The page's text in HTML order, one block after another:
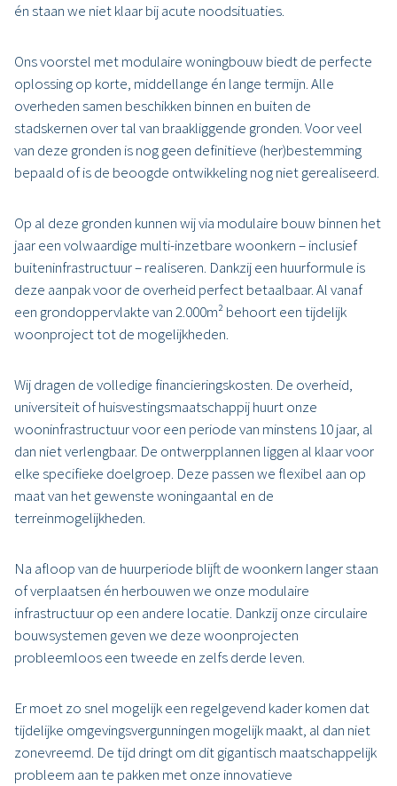
én staan we niet klaar bij acute noodsituaties.
Ons voorstel met modulaire woningbouw biedt de perfecte
oplossing op korte, middellange én lange termijn. Alle
overheden samen beschikken binnen en buiten de
stadskernen over tal van braakliggende gronden. Voor veel
van deze gronden is nog geen definitieve (her)bestemming
bepaald of is de beoogde ontwikkeling nog niet gerealiseerd.
Op al deze gronden kunnen wij via modulaire bouw binnen het
jaar een volwaardige multi-inzetbare woonkern – inclusief
buiteninfrastructuur – realiseren. Dankzij een huurformule is
deze aanpak voor de overheid perfect betaalbaar. Al vanaf
een grondoppervlakte van 2.000m² behoort een tijdelijk
woonproject tot de mogelijkheden.
Wij dragen de volledige financieringskosten. De overheid,
universiteit of huisvestingsmaatschappij huurt onze
wooninfrastructuur voor een periode van minstens 10 jaar, al
dan niet verlengbaar. De ontwerpplannen liggen al klaar voor
elke specifieke doelgroep. Deze passen we flexibel aan op
maat van het gewenste woningaantal en de
terreinmogelijkheden.
Na afloop van de huurperiode blijft de woonkern langer staan
of verplaatsen én herbouwen we onze modulaire
infrastructuur op een andere locatie. Dankzij onze circulaire
bouwsystemen geven we deze woonprojecten
probleemloos een tweede en zelfs derde leven.
Er moet zo snel mogelijk een regelgevend kader komen dat
tijdelijke omgevingsvergunningen mogelijk maakt, al dan niet
zonevreemd. De tijd dringt om dit gigantisch maatschappelijk
probleem aan te pakken met onze innovatieve